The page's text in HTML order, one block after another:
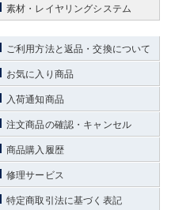
素材・レイヤリングシステム
ご利用方法と返品・交換について
お気に入り商品
入荷通知商品
注文商品の確認・キャンセル
商品購入履歴
修理サービス
特定商取引法に基づく表記